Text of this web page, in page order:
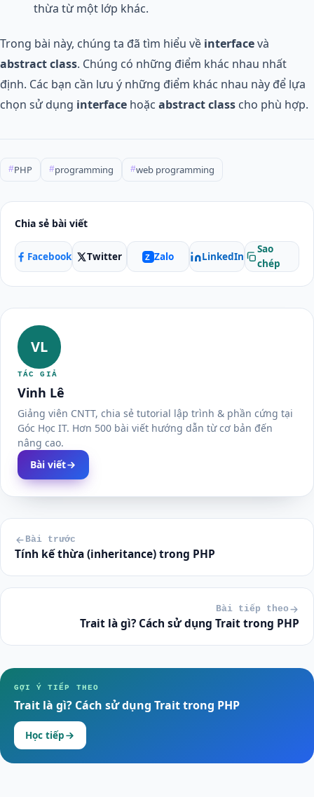
thừa từ một lớp khác.
Trong bài này, chúng ta đã tìm hiểu về interfacevà
abstract class. Chúng có những điểm khác nhau nhất
định. Các bạn cần lưu ý những điểm khác nhau này để lựa
chọn sử dụng interface hoặc abstract class cho phù hợp.
#PHP #programming #web programming
Chia sẻ bài viết
Facebook Twitter Z Zalo LinkedIn
Sao
chép
VL
TÁC GIẢ
Vinh Lê
Giảng viên CNTT, chia sẻ tutorial lập trình & phần cứng tại
Góc Học IT. Hơn 500 bài viết hướng dẫn từ cơ bản đến
nâng cao.
Bài viết
Bài trước
Tính kế thừa (inheritance) trong PHP
Bài tiếp theo
Trait là gì? Cách sử dụng Trait trong PHP
GỢI Ý TIẾP THEO
Trait là gì? Cách sử dụng Trait trong PHP
Học tiếp